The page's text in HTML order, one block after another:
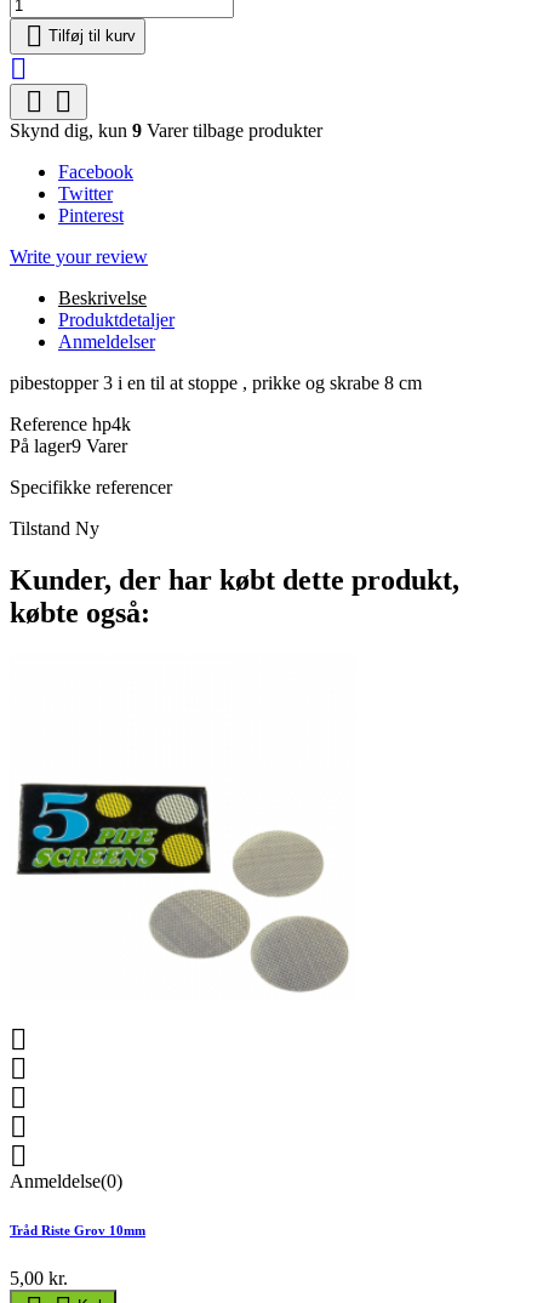
 Tilføj til kurv



Skynd dig, kun 9 Varer tilbage produkter
Facebook
Twitter
Pinterest
Write your review
Beskrivelse
Produktdetaljer
Anmeldelser
pibestopper 3 i en til at stoppe , prikke og skrabe 8 cm
Reference hp4k
På lager9 Varer
Specifikke referencer
Tilstand Ny
Kunder, der har købt dette produkt,
købte også:





Anmeldelse(0)
Tråd Riste Grov 10mm
5,00 kr.